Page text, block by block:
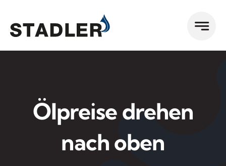
Inhalt
springen
Ölpreise drehen
nach oben